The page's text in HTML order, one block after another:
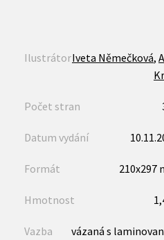
IlustrátorIveta Němečková,
Počet stran
Datum vydání
Formát 210x297
Hmotnost
Vazba
vázaná s